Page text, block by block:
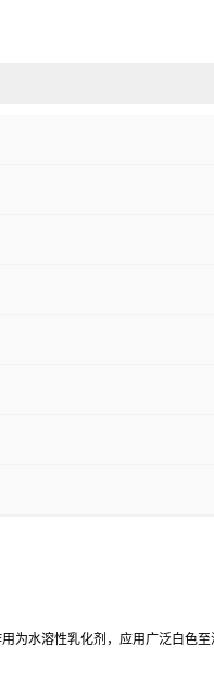
水溶性乳化剂，应用广泛白